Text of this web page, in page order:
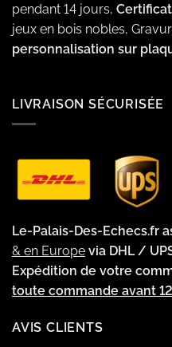
pendant 14 jours,
jeux en bois nobles,
personnalisation sur
LIVRAISON SÉCURISÉE
Le-Palais-Des-Echecs.fr
& en Europe via DHL /
Expédition de votre
toute commande avant
AVIS CLIENTS